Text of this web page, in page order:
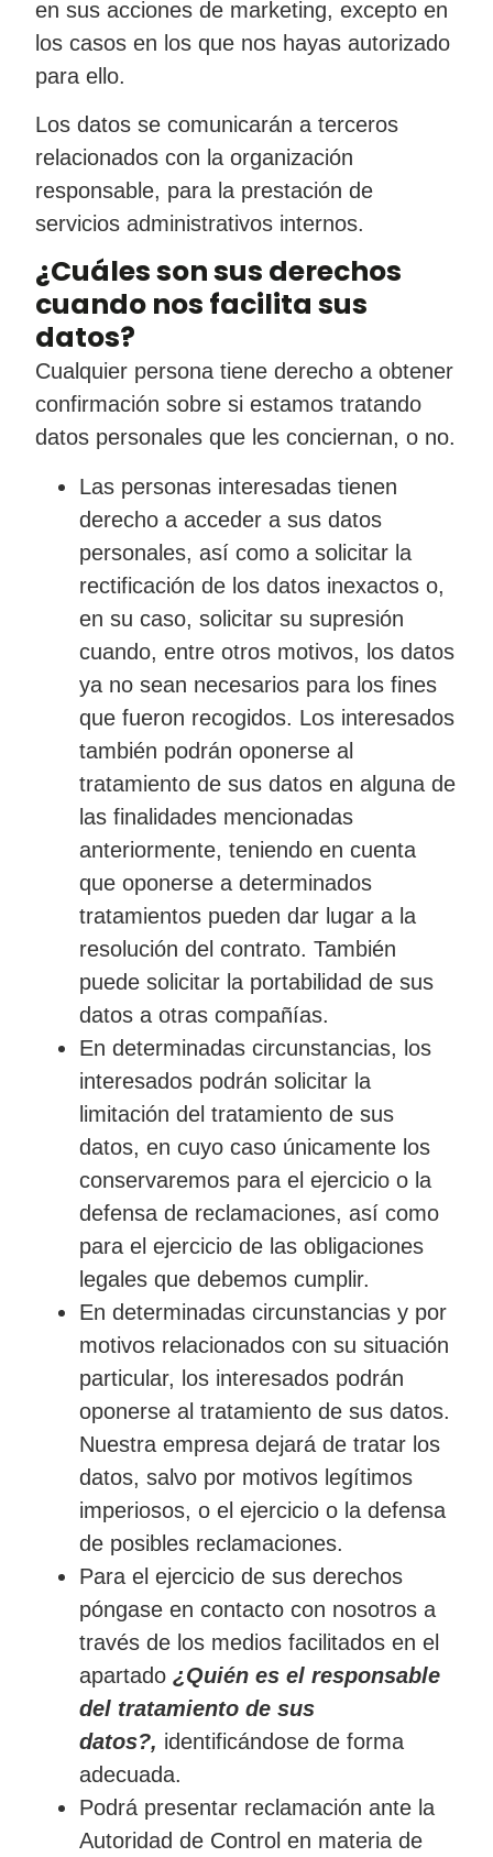
en sus acciones de marketing, excepto en
los casos en los que nos hayas autorizado
para ello.
Los datos se comunicarán a terceros
relacionados con la organización
responsable, para la prestación de
servicios administrativos internos.
¿Cuáles son sus derechos
cuando nos facilita sus
datos?
Cualquier persona tiene derecho a obtener
confirmación sobre si estamos tratando
datos personales que les conciernan, o no.
Las personas interesadas tienen
derecho a acceder a sus datos
personales, así como a solicitar la
rectificación de los datos inexactos o,
en su caso, solicitar su supresión
cuando, entre otros motivos, los datos
ya no sean necesarios para los fines
que fueron recogidos. Los interesados
también podrán oponerse al
tratamiento de sus datos en alguna de
las finalidades mencionadas
anteriormente, teniendo en cuenta
que oponerse a determinados
tratamientos pueden dar lugar a la
resolución del contrato. También
puede solicitar la portabilidad de sus
datos a otras compañías.
En determinadas circunstancias, los
interesados podrán solicitar la
limitación del tratamiento de sus
datos, en cuyo caso únicamente los
conservaremos para el ejercicio o la
defensa de reclamaciones, así como
para el ejercicio de las obligaciones
legales que debemos cumplir.
En determinadas circunstancias y por
motivos relacionados con su situación
particular, los interesados podrán
oponerse al tratamiento de sus datos.
Nuestra empresa dejará de tratar los
datos, salvo por motivos legítimos
imperiosos, o el ejercicio o la defensa
de posibles reclamaciones.
Para el ejercicio de sus derechos
póngase en contacto con nosotros a
través de los medios facilitados en el
apartado ¿Quién es el responsable
del tratamiento de sus
datos?, identificándose de forma
adecuada.
Podrá presentar reclamación ante la
Autoridad de Control en materia de